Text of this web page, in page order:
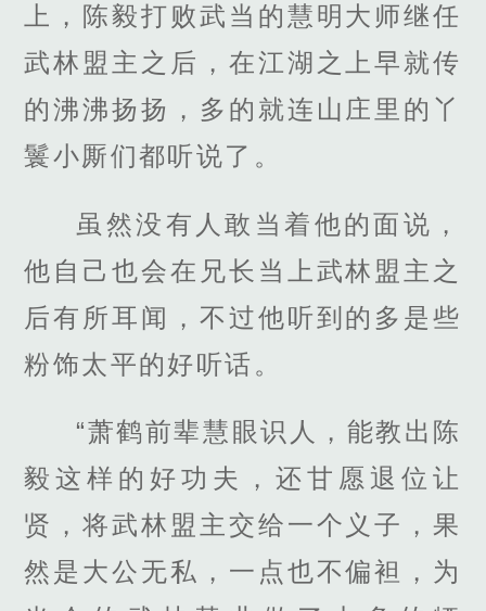
上，陈毅打败武当的慧明大师继任
武林盟主之后，在江湖之上早就传
的沸沸扬扬，多的就连山庄里的丫
鬟小厮们都听说了。
虽然没有人敢当着他的面说，
他自己也会在兄长当上武林盟主之
后有所耳闻，不过他听到的多是些
粉饰太平的好听话。
“萧鹤前辈慧眼识人，能教出陈
毅这样的好功夫，还甘愿退位让
贤，将武林盟主交给一个义子，果
然是大公无私，一点也不偏袒，为